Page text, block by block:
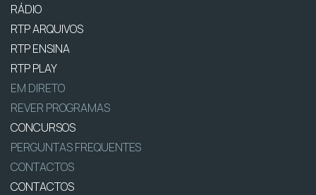
RÁDIO
RTP ARQUIVOS
RTP ENSINA
RTP PLAY
EM DIRETO
REVER PROGRAMAS
CONCURSOS
PERGUNTAS FREQUENTES
CONTACTOS
CONTACTOS